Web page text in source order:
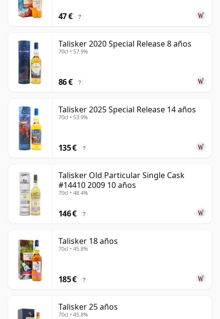
47 € ?
Talisker 2020 Special Release 8 años
70cl • 57.9%
86 € ?
Talisker 2025 Special Release 14 años
70cl • 53.9%
135 € ?
Talisker Old Particular Single Cask
#14410 2009 10 años
70cl • 48.4%
146 € ?
Talisker 18 años
70cl • 45.8%
185 € ?
Talisker 25 años
70cl • 45.8%